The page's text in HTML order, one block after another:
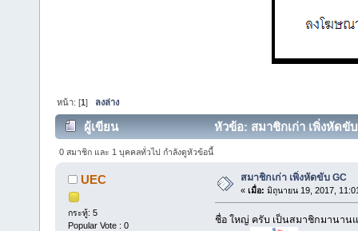
หน้า: [1] ลงล่าง
ผู้เขียน หัวข้อ: สมาชิกเก่า เพิ่งหัดขั
0 สมาชิก และ 1 บุคคลทั่วไป กำลังดูหัวข้อนี้
UEC
กระทู้: 5
Popular Vote : 0
สมาชิกเก่า เพิ่งหัดขับ GC
« เมื่อ: มิถุนายน 19, 2017,
ชื่อ ใหญ่ ครับ เป็นสมาชิกมานาน